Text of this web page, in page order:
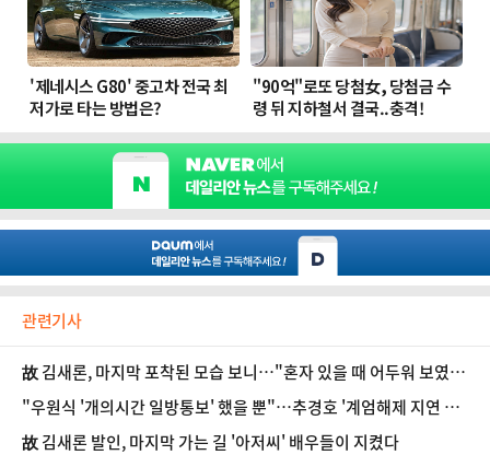
관련기사
故 김새론, 마지막 포착된 모습 보니…"혼자 있을 때 어두워 보였
다"
"우원식 '개의시간 일방통보' 했을 뿐"…추경호 '계엄해제 지연 누
명' 조목조목 반박
故 김새론 발인, 마지막 가는 길 '아저씨' 배우들이 지켰다